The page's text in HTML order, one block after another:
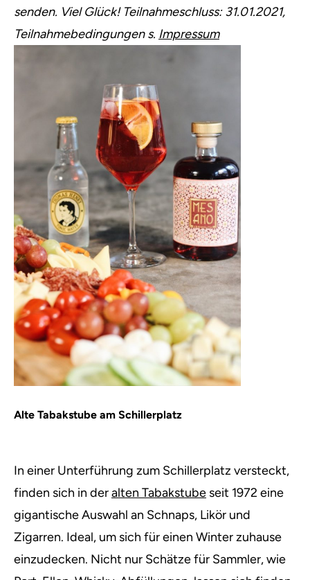
senden. Viel Glück! Teilnahmeschluss: 31.01.2021,
Teilnahmebedingungen s. Impressum
Alte Tabakstube am Schillerplatz
In einer Unterführung zum Schillerplatz versteckt,
finden sich in deralten Tabakstube seit 1972 eine
gigantische Auswahl an Schnaps, Likör und
Zigarren. Ideal, um sich für einen Winter zuhause
einzudecken. Nicht nur Schätze für Sammler, wie